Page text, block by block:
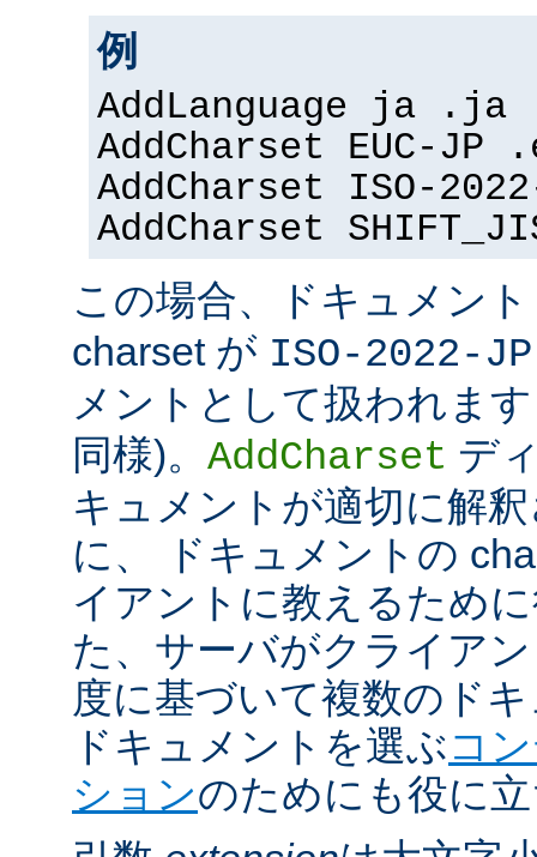
例
AddLanguage ja .ja
AddCharset EUC-JP
AddCharset ISO-
AddCharset
この場合、ドキュメン
charset が ISO-2022-JP
メントとして扱われま
同様)。 AddCharset デ
キュメントが適切に解
に、 ドキュメントの
イアントに教えるため
た、サーバがクライア
度に基づいて複数のド
ドキュメントを選ぶコ
ションのためにも役に